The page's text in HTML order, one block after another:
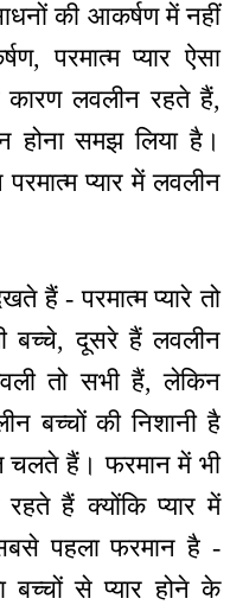
की आकर्षण में नहीं
परमात्म प्यार ऐसा
कारण लवलीन रहते हैं,
होना समझ लिया है।
प्यार में लवलीन
हैं - परमात्म प्यारे तो
बच्चे, दूसरे हैं लवलीन
तो सभी हैं, लेकिन
बच्चों की निशानी है
चलते हैं। फरमान में भी
हैं क्योंकि प्यार में
पहला फरमान है -
बच्चों से प्यार होने के